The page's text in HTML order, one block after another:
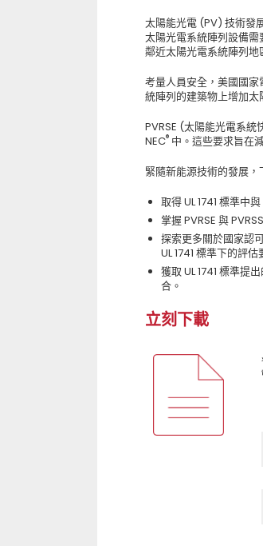
太陽能光電 (PV) 技術發
太陽光電系統陣列設備
鄰近太陽光電系統陣列地
考量人員安全，美國國
統陣列的建築物上增加
PVRSE (太陽能光電系
NEC® 中。這些要求旨在
緊隨新能源技術的發展，
取得 UL 1741 標準中
掌握 PVRSE 與
探索更多關於國家認
UL 1741 標準下的評估
獲取 UL 1741 標準提
合。
立刻下載